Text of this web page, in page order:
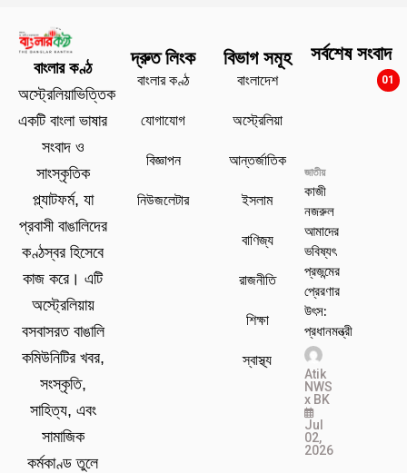
বাংলার কণ্ঠ
অস্ট্রেলিয়াভিত্তিক
একটি বাংলা ভাষার
সংবাদ ও
সাংস্কৃতিক
প্ল্যাটফর্ম, যা
প্রবাসী বাঙালিদের
কণ্ঠস্বর হিসেবে
কাজ করে। এটি
অস্ট্রেলিয়ায়
বসবাসরত বাঙালি
কমিউনিটির খবর,
সংস্কৃতি,
সাহিত্য, এবং
সামাজিক
কর্মকাণ্ড তুলে
দ্রুত লিংক
বাংলার কণ্ঠ
যোগাযোগ
বিজ্ঞাপন
নিউজলেটার
বিভাগ সমূহ
বাংলাদেশ
অস্ট্রেলিয়া
আন্তর্জাতিক
ইসলাম
বাণিজ্য
রাজনীতি
শিক্ষা
স্বাস্থ্য
সর্বশেষ সংবাদ
01
জাতীয়
কাজী
নজরুল
আমাদের
ভবিষ্যৎ
প্রজন্মের
প্রেরণার
উৎস:
প্রধানমন্ত্রী
Atik
NWS
x BK
Jul
02,
2026